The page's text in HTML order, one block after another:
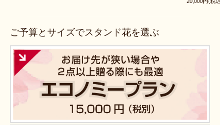
ご予算とサイズでスタンド花を選ぶ